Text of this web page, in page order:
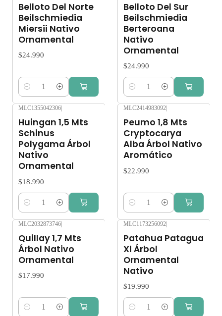
Belloto Del Norte
Beilschmiedia
Miersii Nativo
Ornamental
$24.990
Cantidad
Belloto Del Sur
Beilschmiedia
Berteroana
Nativo
Ornamental
$24.990
Cantidad
MLC1355042306
Huingan 1,5 Mts
Schinus
Polygama Árbol
Nativo
Ornamental
$18.990
Cantidad
MLC2414983092
Peumo 1,8 Mts
Cryptocarya
Alba Árbol Nativo
Aromático
$22.990
Cantidad
MLC2032873746|
Quillay 1,7 Mts
Árbol Nativo
Ornamental
$17.990
Cantidad
MLC1173256092|
Patahua Patagua
Xl Árbol
Ornamental
Nativo
$19.990
Cantidad